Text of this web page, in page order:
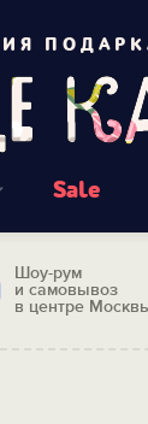
Sale
Шоу-рум
и самовывоз
в центре